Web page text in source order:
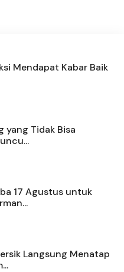
Mendapat Kabar Baik
yang Tidak Bisa
17 Agustus untuk
Langsung Menatap